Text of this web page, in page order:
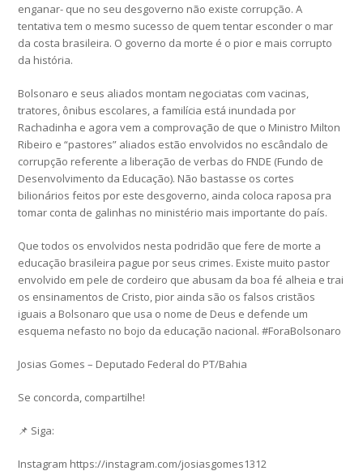
enganar- que no seu desgoverno não existe corrupção. A
tentativa tem o mesmo sucesso de quem tentar esconder o mar
da costa brasileira. O governo da morte é o pior e mais corrupto
da história.
Bolsonaro e seus aliados montam negociatas com vacinas,
tratores, ônibus escolares, a familícia está inundada por
Rachadinha e agora vem a comprovação de que o Ministro Milton
Ribeiro e “pastores” aliados estão envolvidos no escândalo de
corrupção referente a liberação de verbas do FNDE (Fundo de
Desenvolvimento da Educação). Não bastasse os cortes
bilionários feitos por este desgoverno, ainda coloca raposa pra
tomar conta de galinhas no ministério mais importante do país.
Que todos os envolvidos nesta podridão que fere de morte a
educação brasileira pague por seus crimes. Existe muito pastor
envolvido em pele de cordeiro que abusam da boa fé alheia e trai
os ensinamentos de Cristo, pior ainda são os falsos cristãos
iguais a Bolsonaro que usa o nome de Deus e defende um
esquema nefasto no bojo da educação nacional. #ForaBolsonaro
Josias Gomes – Deputado Federal do PT/Bahia
Se concorda, compartilhe!
📌 Siga:
Instagram https://instagram.com/josiasgomes1312